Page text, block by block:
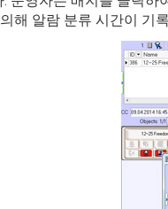
해 알람 분류 시간이 기